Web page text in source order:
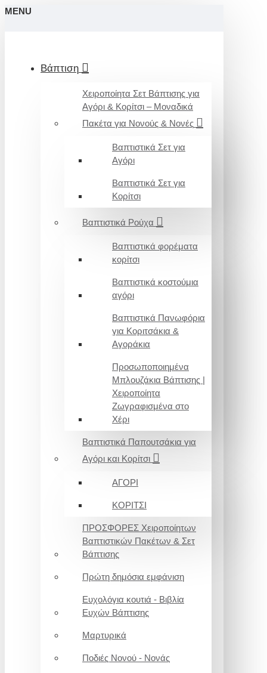
MENU
Βάπτιση
Χειροποίητα Σετ Βάπτισης για
Αγόρι & Κορίτσι – Μοναδικά
Πακέτα για Νονούς & Νονές
Βαπτιστικά Σετ για
Αγόρι
Βαπτιστικά Σετ για
Κορίτσι
Βαπτιστικά Ρούχα
Βαπτιστικά φορέματα
κορίτσι
Βαπτιστικά κοστούμια
αγόρι
Βαπτιστικά Πανωφόρια
για Κοριτσάκια &
Αγοράκια
Προσωποποιημένα
Μπλουζάκια Βάπτισης |
Χειροποίητα
Ζωγραφισμένα στο
Χέρι
Βαπτιστικά Παπουτσάκια για
Αγόρι και Κορίτσι
ΑΓΟΡΙ
ΚΟΡΙΤΣΙ
ΠΡΟΣΦΟΡΕΣ Χειροποίητων
Βαπτιστικών Πακέτων & Σετ
Βάπτισης
Πρώτη δημόσια εμφάνιση
Ευχολόγια κουτιά - Βιβλία
Ευχών Βάπτισης
Μαρτυρικά
Ποδιές Νονού - Νονάς